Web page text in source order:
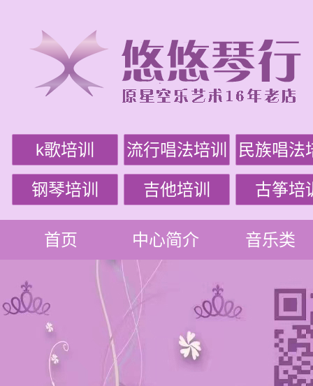
k歌培训 流行唱法培训 民族唱法
钢琴培训 吉他培训 古筝培
首页 中心简介 音乐类